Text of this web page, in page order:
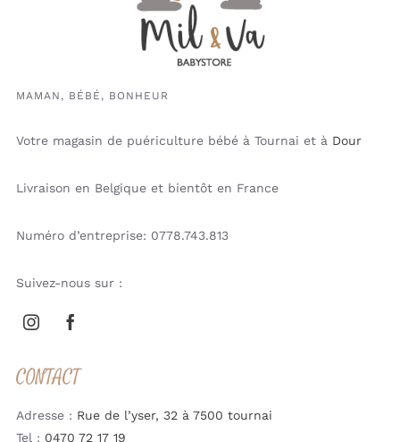
MAMAN, BÉBÉ, BONHEUR
Votre magasin de puériculture bébé à Tournai et à Dour
Livraison en Belgique et bientôt en France
Numéro d’entreprise: 0778.743.813
Suivez-nous sur :
CONTACT
Adresse : Rue de l’yser, 32 à 7500 tournai
Tel : 0470 72 17 19